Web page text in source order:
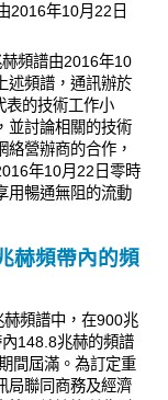
2016年10月22日
頻譜由2016年10
述頻譜，通訊辦於
表的技術工作小
並討論相關的技術
營辦商的合作，
年10月22日零時
用暢通無阻的流動
赫頻帶內的頻
頻譜中，在900兆
148.8兆赫的頻譜
間屆滿。為訂定重
局聯同商務及經濟